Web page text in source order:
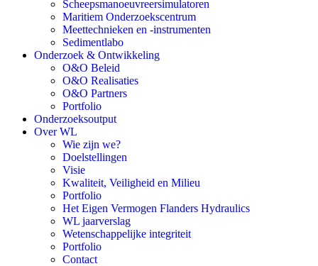
Scheepsmanoeuvreersimulatoren
Maritiem Onderzoekscentrum
Meettechnieken en -instrumenten
Sedimentlabo
Onderzoek & Ontwikkeling
O&O Beleid
O&O Realisaties
O&O Partners
Portfolio
Onderzoeksoutput
Over WL
Wie zijn we?
Doelstellingen
Visie
Kwaliteit, Veiligheid en Milieu
Portfolio
Het Eigen Vermogen Flanders Hydraulics
WL jaarverslag
Wetenschappelijke integriteit
Portfolio
Contact